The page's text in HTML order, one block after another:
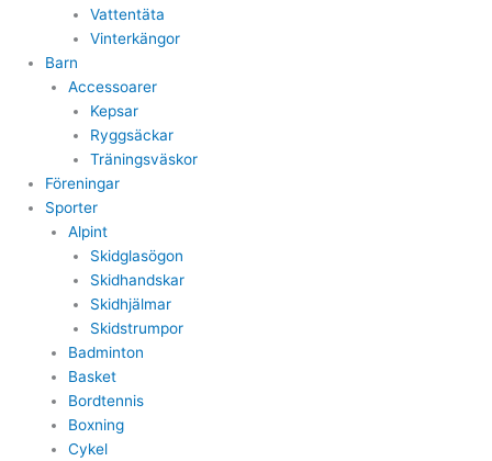
Vattentäta
Vinterkängor
Barn
Accessoarer
Kepsar
Ryggsäckar
Träningsväskor
Föreningar
Sporter
Alpint
Skidglasögon
Skidhandskar
Skidhjälmar
Skidstrumpor
Badminton
Basket
Bordtennis
Boxning
Cykel